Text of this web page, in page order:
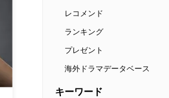
レコメンド
ランキング
プレゼント
海外ドラマデータベース
キーワード